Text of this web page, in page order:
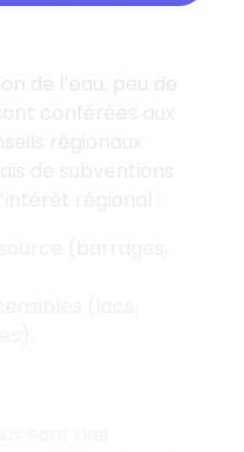
de l’eau, peu de